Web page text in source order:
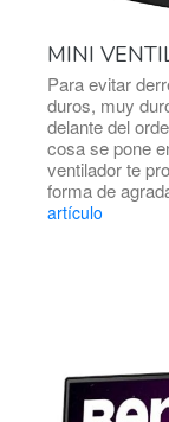
MINI
Para evitar
duros, muy
delante del
cosa se pone
ventilador te
forma de
artículo